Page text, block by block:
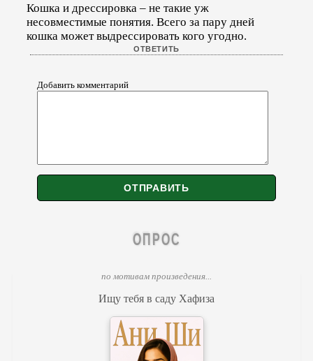
Кошка и дрессировка – не такие уж
несовместимые понятия. Всего за пару дней
кошка может выдрессировать кого угодно.
Добавить комментарий
ОПРОС
по мотивам произведения...
Ищу тебя в саду Хафиза